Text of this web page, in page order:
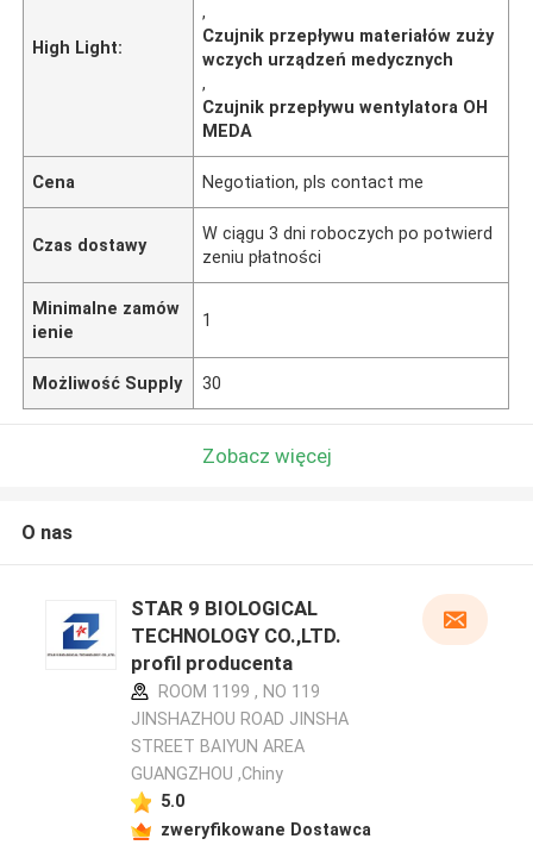
High Light:
,
Czujnik przepływu materiałów zuży
wczych urządzeń medycznych
,
Czujnik przepływu wentylatora OH
MEDA
Cena Negotiation, pls contact me
Czas dostawy
W ciągu 3 dni roboczych po potwierd
zeniu płatności
Minimalne zamów
ienie
1
Możliwość Supply 30
Zobacz więcej
O nas
STAR 9 BIOLOGICAL
TECHNOLOGY CO.,LTD.
profil producenta
ROOM 1199 , NO 119
JINSHAZHOU ROAD JINSHA
STREET BAIYUN AREA
GUANGZHOU ,Chiny
5.0
zweryfikowane Dostawca